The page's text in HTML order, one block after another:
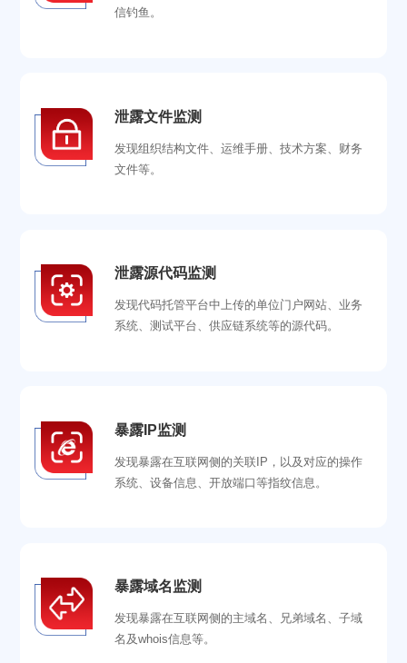
信钓鱼。
泄露文件监测
发现组织结构文件、运维手册、技术方案、财务
文件等。
泄露源代码监测
发现代码托管平台中上传的单位门户网站、业务
系统、测试平台、供应链系统等的源代码。
暴露IP监测
发现暴露在互联网侧的关联IP，以及对应的操作
系统、设备信息、开放端口等指纹信息。
暴露域名监测
发现暴露在互联网侧的主域名、兄弟域名、子域
名及whois信息等。